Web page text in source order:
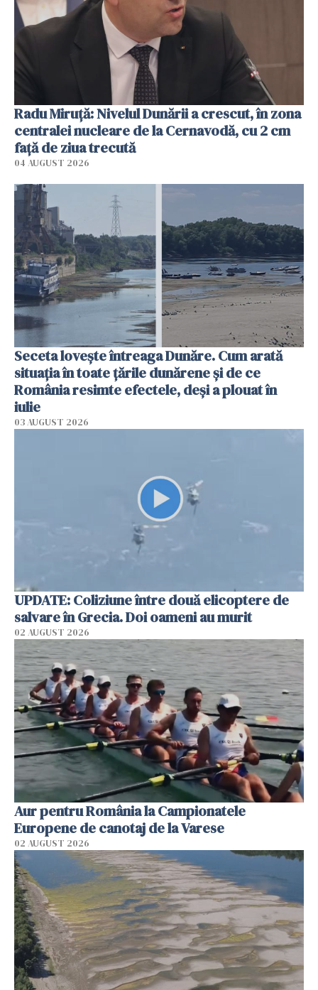
Radu Miruţă: Nivelul Dunării a crescut, în zona
centralei nucleare de la Cernavodă, cu 2 cm
faţă de ziua trecută
04 AUGUST 2026
Seceta lovește întreaga Dunăre. Cum arată
situația în toate țările dunărene și de ce
România resimte efectele, deși a plouat în
iulie
03 AUGUST 2026
UPDATE: Coliziune între două elicoptere de
salvare în Grecia. Doi oameni au murit
02 AUGUST 2026
Aur pentru România la Campionatele
Europene de canotaj de la Varese
02 AUGUST 2026